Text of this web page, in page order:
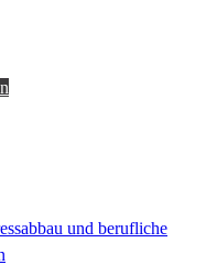
und berufliche